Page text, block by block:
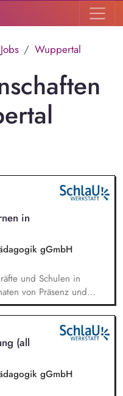
Wuppertal
in
gGmbH
und Schulen in
von Präsenz und
Tagen und erstellst
schlau-lernen.org.
dabei auf den
und
(all
gGmbH